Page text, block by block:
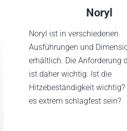
Noryl
Noryl ist in verschiedenen
Ausführungen und
erhältlich. Die Anforderung
ist daher wichtig. Ist die
Hitzebeständigkeit wichtig?
es extrem schlagfest sein?